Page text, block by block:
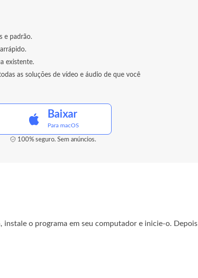
e padrão.
existente.
as soluções de vídeo e áudio de que você
Baixar
Para macOS
100% seguro. Sem anúncios.
instale o programa em seu computador e inicie-o. Depois